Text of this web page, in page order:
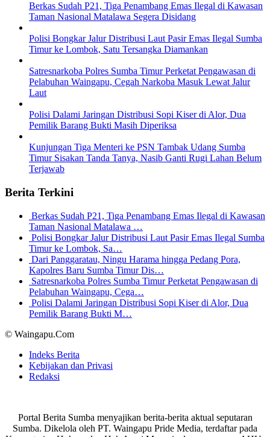
Berkas Sudah P21, Tiga Penambang Emas Ilegal di Kawasan
Taman Nasional Matalawa Segera Disidang
Polisi Bongkar Jalur Distribusi Laut Pasir Emas Ilegal Sumba
Timur ke Lombok, Satu Tersangka Diamankan
Satresnarkoba Polres Sumba Timur Perketat Pengawasan di
Pelabuhan Waingapu, Cegah Narkoba Masuk Lewat Jalur
Laut
Polisi Dalami Jaringan Distribusi Sopi Kiser di Alor, Dua
Pemilik Barang Bukti Masih Diperiksa
Kunjungan Tiga Menteri ke PSN Tambak Udang Sumba
Timur Sisakan Tanda Tanya, Nasib Ganti Rugi Lahan Belum
Terjawab
Berita Terkini
Berkas Sudah P21, Tiga Penambang Emas Ilegal di Kawasan
Taman Nasional Matalawa …
Polisi Bongkar Jalur Distribusi Laut Pasir Emas Ilegal Sumba
Timur ke Lombok, Sa…
Dari Panggaratau, Ningu Harama hingga Pedang Pora,
Kapolres Baru Sumba Timur Dis…
Satresnarkoba Polres Sumba Timur Perketat Pengawasan di
Pelabuhan Waingapu, Cega…
Polisi Dalami Jaringan Distribusi Sopi Kiser di Alor, Dua
Pemilik Barang Bukti M…
© Waingapu.Com
Indeks Berita
Kebijakan dan Privasi
Redaksi
Portal Berita Sumba menyajikan berita-berita aktual seputaran
Sumba. Dikelola oleh PT. Waingapu Pride Media, terdaftar pada